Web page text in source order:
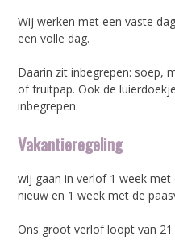
Wij werken met een vaste
een volle dag.
Daarin zit inbegrepen: soep,
of fruitpap. Ook de
inbegrepen.
Vakantieregeling
wij gaan in verlof 1 week
nieuw en 1 week met de
Ons groot verlof loopt van 21